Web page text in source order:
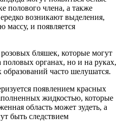
полового члена, а также
возникают выделения,
и появляется
бляшек, которые могут
половых органах, но и на руках,
часто шелушатся.
появлением красных
жидкостью, которые
область может зудеть, а
быть следствием